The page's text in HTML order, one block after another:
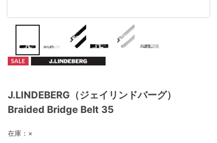
J.LINDEBERG（ジェイリンドバーグ）
Braided Bridge Belt 35
在庫： ×